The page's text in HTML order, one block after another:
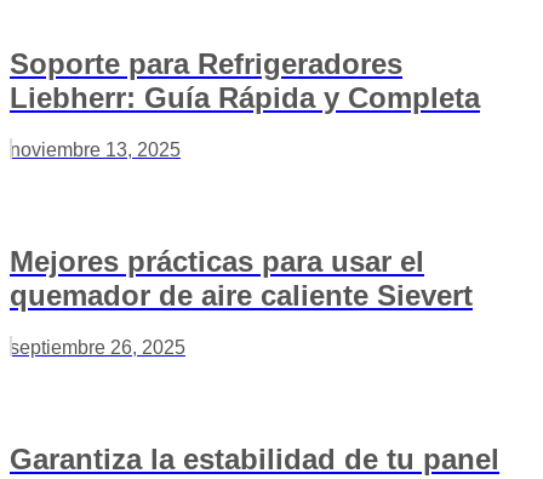
Soporte para Refrigeradores
Liebherr: Guía Rápida y Completa
noviembre 13, 2025
Mejores prácticas para usar el
quemador de aire caliente Sievert
septiembre 26, 2025
Garantiza la estabilidad de tu panel